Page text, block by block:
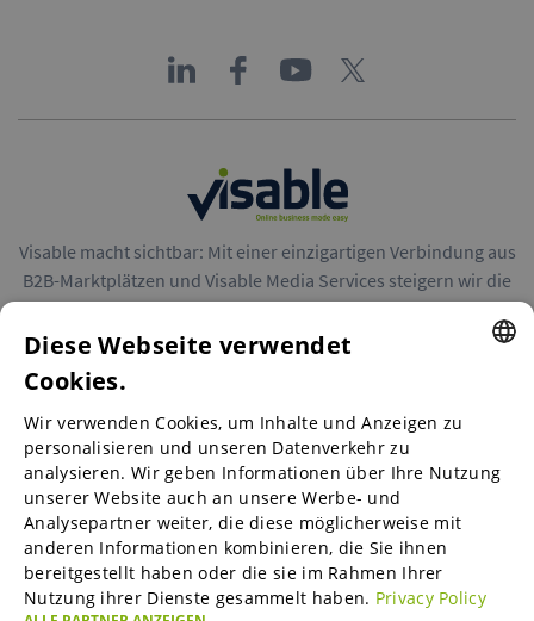
Visable macht sichtbar: Mit einer einzigartigen Verbindung aus
B2B-Marktplätzen und Visable Media Services steigern wir die
Reichweite von Unternehmen in Europa.
B2B-Marktplätze
Visable Media Services
ENGLISH
GERMAN
SPANISH
FRENCH
ITALIAN
Diese Webseite verwendet
Cookies.
Wir verwenden Cookies, um Inhalte und Anzeigen zu
personalisieren und unseren Datenverkehr zu
analysieren. Wir geben Informationen über Ihre Nutzung
unserer Website auch an unsere Werbe- und
Analysepartner weiter, die diese möglicherweise mit
anderen Informationen kombinieren, die Sie ihnen
bereitgestellt haben oder die sie im Rahmen Ihrer
Nutzung ihrer Dienste gesammelt haben. Privacy Policy